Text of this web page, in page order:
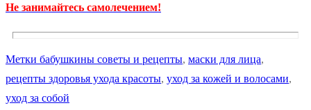
Не занимайтесь самолечением!
Метки бабушкины советы и рецепты, маски для лица,
рецепты здоровья ухода красоты, уход за кожей и волосами,
уход за собой